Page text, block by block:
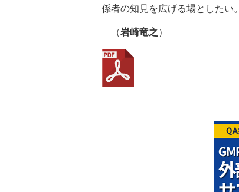
係者の知見を広げる場としたい。
（岩崎竜之）